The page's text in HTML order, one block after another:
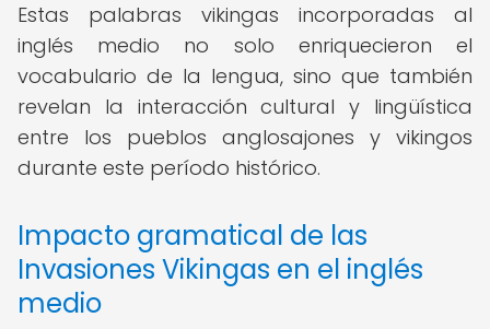
Estas palabras vikingas incorporadas al
inglés medio no solo enriquecieron el
vocabulario de la lengua, sino que también
revelan la interacción cultural y lingüística
entre los pueblos anglosajones y vikingos
durante este período histórico.
Impacto gramatical de las
Invasiones Vikingas en el inglés
medio